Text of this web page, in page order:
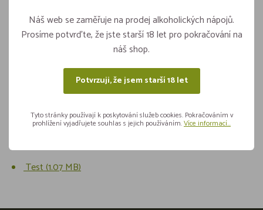
ODKAZY
Sdílejte na sítích
Test (1.07 MB)
Náš web se zaměřuje na prodej alkoholických nápojů.
Prosíme potvrďte, že jste starší 18 let pro pokračování na
náš shop.
Potvrzuji, že jsem starší 18 let
Tyto stránky používají k poskytování služeb cookies. Pokračováním v
prohlížení vyjadřujete souhlas s jejich používáním.Více informací...